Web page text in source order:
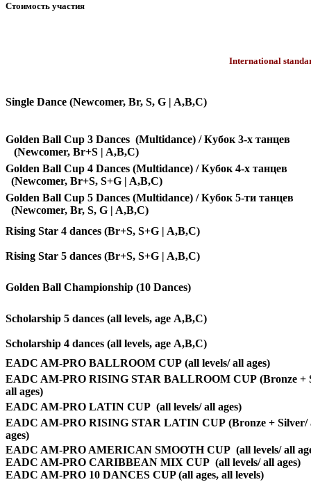
Стоимость участия
International
Single Dance (Newcomer, Br, S, G | A,B,C)
Golden Ball Cup 3 Dances (Multidance) / Кубок 3-х
(Newcomer, Br+S | A,B,C)
Golden Ball Cup 4 Dances (Multidance) / Кубок 4-х
(Newcomer, Br+S, S+G | A,B,C)
Golden Ball Cup 5 Dances (Multidance) / Кубок 5-ти
(Newcomer, Br, S, G | A,B,C)
Rising Star 4 dances (Br+S, S+G | A,B,C)
Rising Star 5 dances (Br+S, S+G | A,B,C)
Golden Ball Championship (10 Dances)
Scholarship 5 dances (all levels, age A,B,C)
Scholarship 4 dances (all levels, age A,B,C)
EADC AM-PRO BALLROOM CUP (all levels/ all ages)
EADC AM-PRO RISING STAR BALLROOM CUP (Bronze +
all ages)
EADC AM-PRO LATIN CUP (all levels/ all ages)
EADC AM-PRO RISING STAR LATIN CUP (Bronze + Silver/
ages)
EADC AM-PRO AMERICAN SMOOTH CUP (all levels/ all
EADC AM-PRO CARIBBEAN MIX CUP (all levels/ all ages)
EADC AM-PRO 10 DANCES CUP (all ages, all levels)